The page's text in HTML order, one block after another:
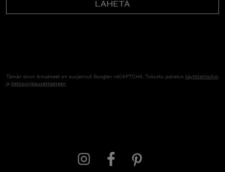
Tämän sivun lomakkeet on suojannut Googlen reCAPTCHA. Tutustu palvelun käyttöehtoihin
jatietosuojalausekkeeseen